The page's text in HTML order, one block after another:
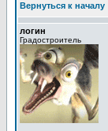
Вернуться к началу
логин
Градостроитель